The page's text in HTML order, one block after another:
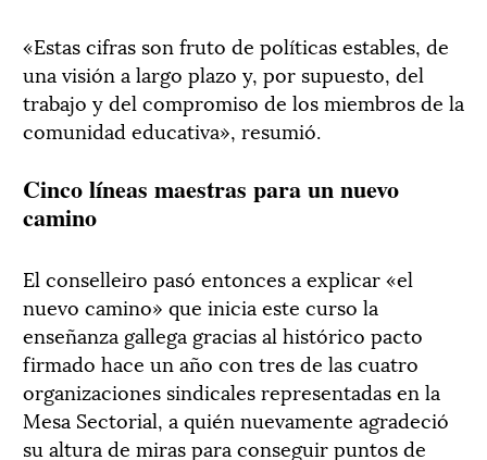
«Estas cifras son fruto de políticas estables, de
una visión a largo plazo y, por supuesto, del
trabajo y del compromiso de los miembros de la
comunidad educativa», resumió.
Cinco líneas maestras para un nuevo
camino
El conselleiro pasó entonces a explicar «el
nuevo camino» que inicia este curso la
enseñanza gallega gracias al histórico pacto
firmado hace un año con tres de las cuatro
organizaciones sindicales representadas en la
Mesa Sectorial, a quién nuevamente agradeció
su altura de miras para conseguir puntos de